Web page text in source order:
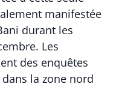
manifestée
durant les
Les
des enquêtes
la zone nord